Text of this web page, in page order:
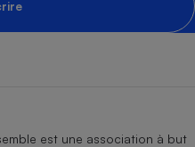
est une association à but